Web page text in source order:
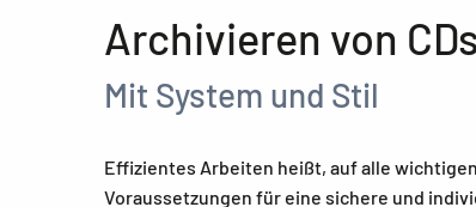
Archivieren von
Mit System und Stil
Effizientes Arbeiten heißt, auf alle
Voraussetzungen für eine sichere und